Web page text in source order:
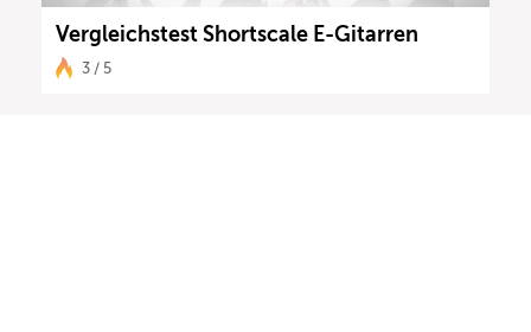
Vergleichstest Shortscale E-Gitarren
3 / 5